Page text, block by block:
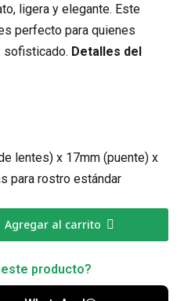
ligera y elegante. Este
perfecto para quienes
sofisticado. Detalles del
lentes) x 17mm (puente) x
para rostro estándar
Agregar al carrito
producto?